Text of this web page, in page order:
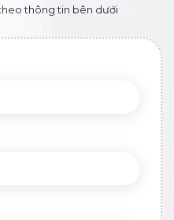
thông tin bên dưới